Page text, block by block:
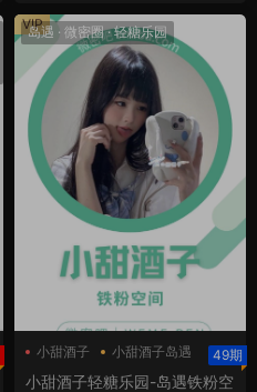
岛遇 · 微密圈·轻糖乐园
小甜酒子
小甜酒子岛遇
小甜酒子微密圈
49期
小甜酒子轻糖乐园-岛遇铁粉空
VIP